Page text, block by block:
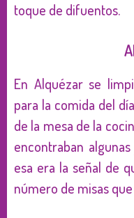
toque de difuentos.
En Alquézar se
para la comida del
de la mesa de la
encontraban
esa era la señal de
número de misas